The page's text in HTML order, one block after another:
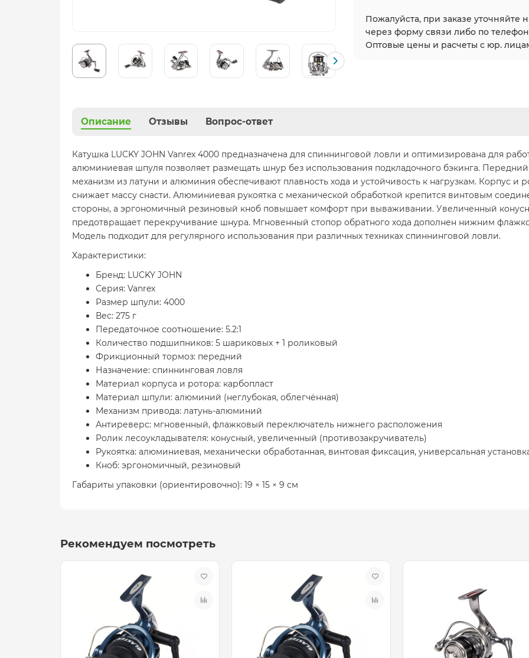
Пожалуйста, при заказе
через форму связи либо по
Оптовые цены и расчеты с юр.
Описание Отзывы Вопрос-ответ
Катушка LUCKY JOHN Vanrex 4000 предназначена для спиннинговой ловли и оптимизирована для
алюминиевая шпуля позволяет размещать шнур без использования подкладочного бэкинга.
механизм из латуни и алюминия обеспечивают плавность хода и устойчивость к нагрузкам. Корпус и
снижает массу снасти. Алюминиевая рукоятка с механической обработкой крепится винтовым
стороны, а эргономичный резиновый кноб повышает комфорт при вываживании. Увеличенный
предотвращает перекручивание шнура. Мгновенный стопор обратного хода дополнен нижним
Модель подходит для регулярного использования при различных техниках спиннинговой ловли.
Характеристики:
Бренд: LUCKY JOHN
Серия: Vanrex
Размер шпули: 4000
Вес: 275 г
Передаточное соотношение: 5.2:1
Количество подшипников: 5 шариковых + 1 роликовый
Фрикционный тормоз: передний
Назначение: спиннинговая ловля
Материал корпуса и ротора: карбопласт
Материал шпули: алюминий (неглубокая, облегчённая)
Механизм привода: латунь-алюминий
Антиреверс: мгновенный, флажковый переключатель нижнего расположения
Ролик лесоукладывателя: конусный, увеличенный (противозакручиватель)
Рукоятка: алюминиевая, механически обработанная, винтовая фиксация, универсальная
Кноб: эргономичный, резиновый
Габариты упаковки (ориентировочно): 19 × 15 × 9 см
Рекомендуем посмотреть